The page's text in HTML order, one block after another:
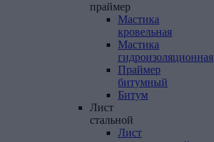
праймер
Мастика
кровельная
Мастика
гидроизоляционная
Праймер
битумный
Битум
Лист
стальной
Лист